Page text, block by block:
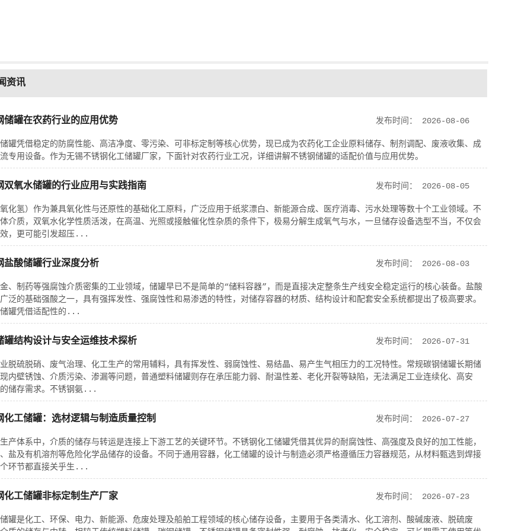
资讯
发布时间： 2026-08-06
储罐在农药行业的应用优势
罐凭借稳定的防腐性能、高洁净度、零污染、可非标定制等核心优势，现已成为农药化工企业原料储存、制剂调配、废液收集、成
专用设备。作为无锡不锈钢化工储罐厂家，下面针对农药行业工况，详细讲解不锈钢储罐的适配价值与应用优势。
发布时间： 2026-08-05
双氧水储罐的行业应用与实践指南
化氢）作为兼具氧化性与还原性的基础化工原料，广泛应用于纸浆漂白、新能源合成、医疗消毒、污水处理等数十个工业领域。不
介质，双氧水化学性质活泼，在高温、光照或接触催化性杂质的条件下，极易分解生成氧气与水，一旦储存设备选型不当，不仅会
，更可能引发超压...
发布时间： 2026-08-03
盐酸储罐行业深度分析
、制药等强腐蚀介质密集的工业领域，储罐早已不是简单的“储料容器”，而是直接决定整条生产线安全稳定运行的核心装备。盐酸
泛的基础强酸之一，具有强挥发性、强腐蚀性和易渗透的特性，对储存容器的材质、结构设计和配套安全系统都提出了极高要求。
罐凭借适配性的...
发布时间： 2026-07-31
罐结构设计与安全运维技术探析
脱硫脱硝、废气治理、化工生产的常用辅料，具有挥发性、弱腐蚀性、易结晶、易产生气相压力的工况特性。常规碳钢储罐长期储
内壁锈蚀、介质污染、渗漏等问题，普通塑料储罐则存在承压能力弱、耐温性差、老化开裂等缺陷，无法满足工业连续化、高安
储存需求。不锈钢氨...
发布时间： 2026-07-27
化工储罐：选材逻辑与制造质量控制
产体系中，介质的储存与转运是连接上下游工艺的关键环节。不锈钢化工储罐凭借其优异的耐腐蚀性、高强度及良好的加工性能，
盐及有机溶剂等危险化学品储存的设备。不同于通用容器，化工储罐的设计与制造必须严格遵循压力容器规范，从材料甄选到焊接
环节都直接关乎生...
发布时间： 2026-07-23
化工储罐非标定制生产厂家
罐是化工、环保、电力、新能源、危废处理及船舶工程领域的核心储存设备，主要用于各类清水、化工溶剂、酸碱废液、脱硫废